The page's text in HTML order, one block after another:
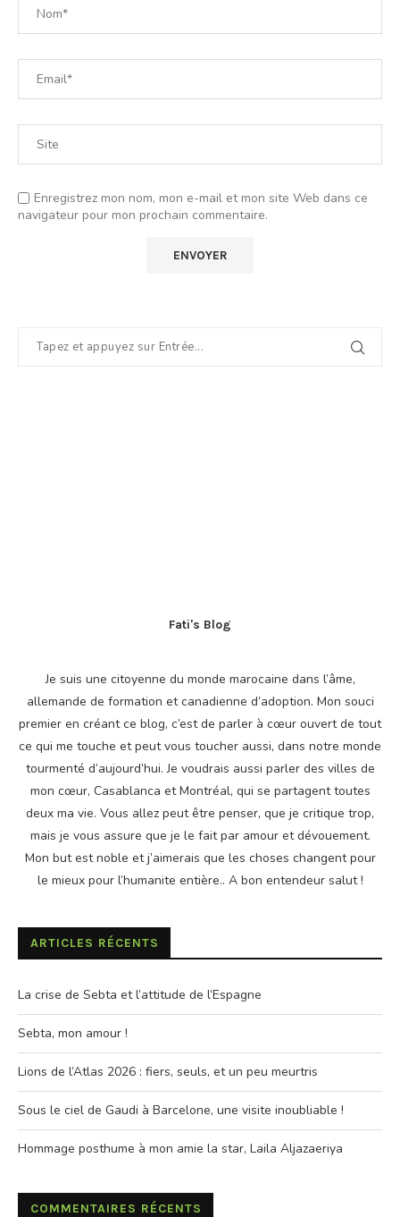
Enregistrez mon nom, mon e-mail et mon site Web dans ce
navigateur pour mon prochain commentaire.
Fati's Blog
Je suis une citoyenne du monde marocaine dans l’âme,
allemande de formation et canadienne d’adoption. Mon souci
premier en créant ce blog, c’est de parler à cœur ouvert de tout
ce qui me touche et peut vous toucher aussi, dans notre monde
tourmenté d’aujourd’hui. Je voudrais aussi parler des villes de
mon cœur, Casablanca et Montréal, qui se partagent toutes
deux ma vie. Vous allez peut être penser, que je critique trop,
mais je vous assure que je le fait par amour et dévouement.
Mon but est noble et j’aimerais que les choses changent pour
le mieux pour l’humanite entière.. A bon entendeur salut !
ARTICLES RÉCENTS
La crise de Sebta et l’attitude de l’Espagne
Sebta, mon amour !
Lions de l’Atlas 2026 : fiers, seuls, et un peu meurtris
Sous le ciel de Gaudi à Barcelone, une visite inoubliable !
Hommage posthume à mon amie la star, Laila Aljazaeriya
COMMENTAIRES RÉCENTS